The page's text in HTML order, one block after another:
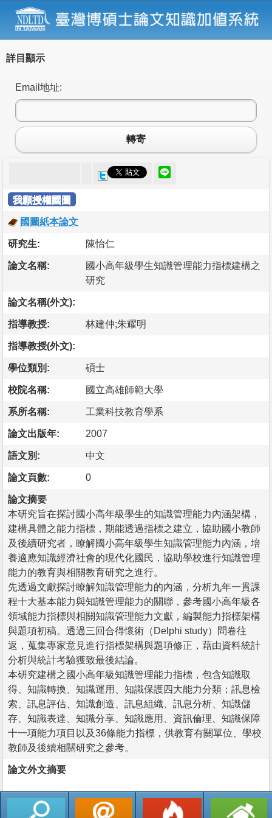
詳目顯示
Email地址:
轉寄
我願授權國圖
國圖紙本論文
研究生: 陳怡仁
論文名稱:
國小高年級學生知識管理能力指標建構之
研究
論文名稱(外文):
指導教授: 林建仲;朱耀明
指導教授(外文):
學位類別: 碩士
校院名稱: 國立高雄師範大學
系所名稱: 工業科技教育學系
論文出版年: 2007
語文別: 中文
論文頁數: 0
論文摘要
本研究旨在探討國小高年級學生的知識管理能力內涵架構，
建構具體之能力指標，期能透過指標之建立，協助國小教師
及後續研究者，瞭解國小高年級學生知識管理能力內涵，培
養適應知識經濟社會的現代化國民，協助學校進行知識管理
能力的教育與相關教育研究之進行。
先透過文獻探討瞭解知識管理能力的內涵，分析九年一貫課
程十大基本能力與知識管理能力的關聯，參考國小高年級各
領域能力指標與相關知識管理能力文獻，編製能力指標架構
與題項初稿。透過三回合得懷術（Delphi study）問卷往
返，蒐集專家意見進行指標架構與題項修正，藉由資料統計
分析與統計考驗獲致最後結論。
本研究建構之國小高年級知識管理能力指標，包含知識取
得、知識轉換、知識運用、知識保護四大能力分類；訊息檢
索、訊息評估、知識創造、訊息組織、訊息分析、知識儲
存、知識表達、知識分享、知識應用、資訊倫理、知識保障
十一項能力項目以及36條能力指標，供教育有關單位、學校
教師及後續相關研究之參考。
論文外文摘要